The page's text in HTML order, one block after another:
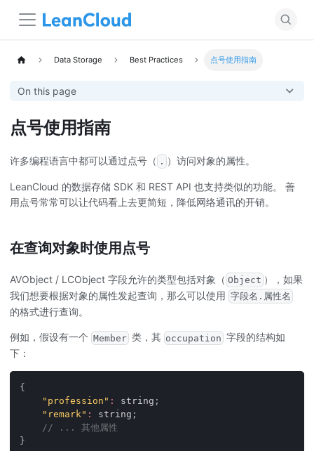
Data Storage Best Practices 点号使用指南
On this page
点号使用指南
许多编程语言中都可以通过点号（ . ）访问对象的属性。
LeanCloud 的数据存储 SDK 和 REST API 也支持类似的功能。 善
用点号常常可以让代码看上去更简短，降低网络通讯的开销。
在查询对象时使用点号
AVObject / LCObject 字段允许的类型包括对象（ Object ），如果
我们想要根据对象的属性发起查询，那么可以使用 字段名.属性名
的格式进行查询。
例如，假设有一个 Member类，其 occupation 字段的结构如
下：
{
"profession" : string ;
"remark" : string ;
// ... 其他属性
}